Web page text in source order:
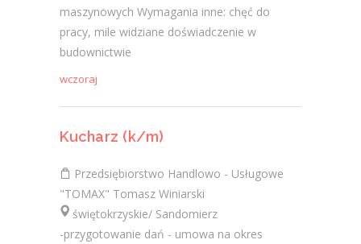
maszynowych Wymagania inne: chęć do
pracy, mile widziane doświadczenie w
budownictwie
wczoraj
Kucharz (k/m)
Przedsiębiorstwo Handlowo - Usługowe
"TOMAX" Tomasz Winiarski
świętokrzyskie/ Sandomierz
-przygotowanie dań - umowa na okres